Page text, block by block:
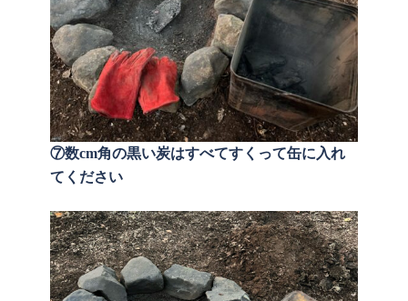
⑦数cm角の黒い炭はすべてすくって缶に入れ
てください